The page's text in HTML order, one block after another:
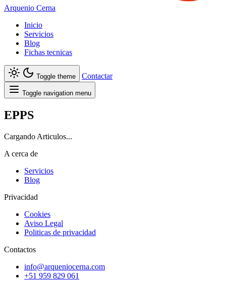
Arquenio Cerna
Inicio
Servicios
Blog
Fichas tecnicas
Toggle theme Contactar
Toggle navigation menu
EPPS
Cargando Articulos...
A cerca de
Servicios
Blog
Privacidad
Cookies
Aviso Legal
Politicas de privacidad
Contactos
info@arqueniocerna.com
+51 959 829 061